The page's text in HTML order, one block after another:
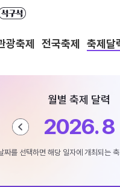
광축제 전국축제 축제달
월별 축제 달력
2026. 8
짜를 선택하면 해당 일자에 개최되는